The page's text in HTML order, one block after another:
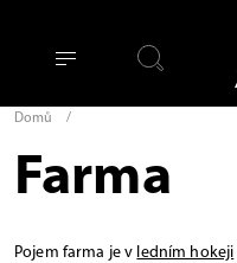
Domů /
Farma
Pojem farma je v ledním hokeji